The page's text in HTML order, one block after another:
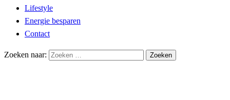
Lifestyle
Energie besparen
Contact
Zoeken naar: